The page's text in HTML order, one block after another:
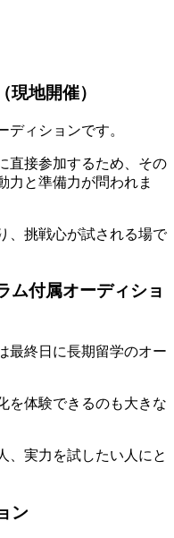
現地開催）
ィションです。
直接参加するため、その
力と準備力が問われま
、挑戦心が試される場で
ム付属オーディショ
最終日に長期留学のオー
を体験できるのも大きな
、実力を試したい人にと
ン